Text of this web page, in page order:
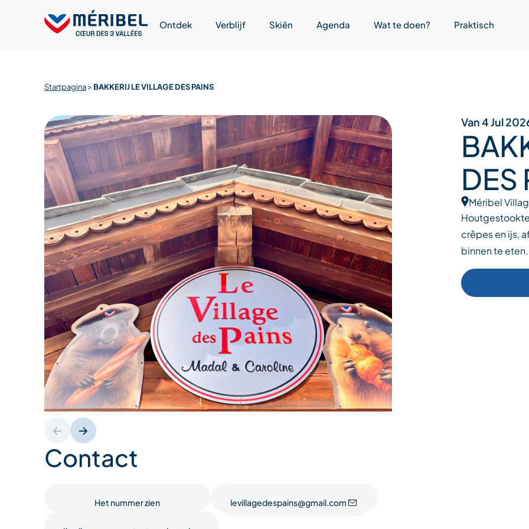
Ontdek Verblijf Skiën Agenda Wat te doen? Praktisch
Startpagina> BAKKERIJ LE VILLAGE DES PAINS
Contact
Het nummer zien levillagedespains@gmail.com
Van 4 Jul
DES
Méribel
crêpes en ijs,
binnen te eten.